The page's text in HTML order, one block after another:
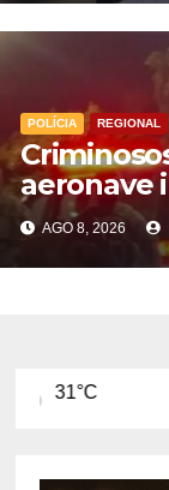
POLÍCIA REGIONAL
aeronave
em MS
com o
AGO 8, 2026
10 Ago